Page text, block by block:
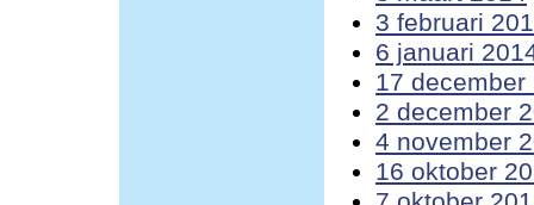
3 februari
6 januari
17 december
2 december
4 november
16 oktober